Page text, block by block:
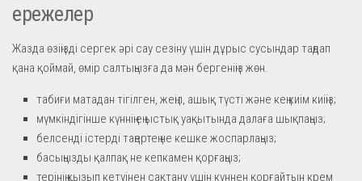
ережелер
Жазда өзіңізді сергек әрі сау сезіну үшін дұрыс сусындар таңдап
қана қоймай, өмір салтыңызға да мән бергеніңіз жөн.
табиғи матадан тігілген, жеңіл, ашық түсті және кең киім киіңіз;
мүмкіндігінше күннің ең ыстық уақытында далаға шықпаңыз;
белсенді істерді таңертең не кешке жоспарлаңыз;
басыңызды қалпақ не кепкамен қорғаңыз;
терінің қызып кетуінен сақтану үшін күннен қорғайтын крем